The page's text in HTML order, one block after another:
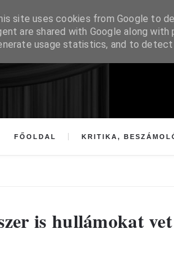
FŐOLDAL KRITIKA,
is hullámokat
site uses cookies from Google to
are shared with Google along
usage statistics, and to detect